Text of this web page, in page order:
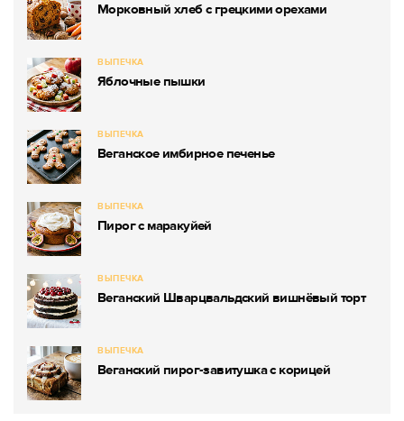
Морковный хлеб с грецкими орехами
ВЫПЕЧКА
Яблочные пышки
ВЫПЕЧКА
Веганское имбирное печенье
ВЫПЕЧКА
Пирог с маракуйей
ВЫПЕЧКА
Веганский Шварцвальдский вишнёвый торт
ВЫПЕЧКА
Веганский пирог-завитушка с корицей